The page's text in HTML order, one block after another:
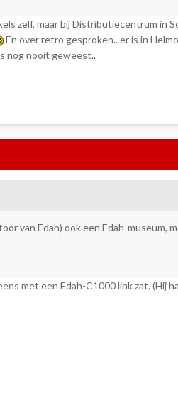
zelf, maar bij Distributiecentrum in
En over retro gesproken.. er is in
nog nooit geweest..
van Edah) ook een Edah-museum,
met een Edah-C1000 link zat. (Hij